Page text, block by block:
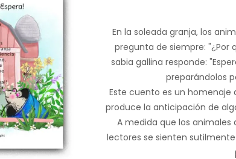
En la soleada granja, los
pregunta de siempre:
sabia gallina responde:
preparándolos
Este cuento es un
produce la anticipación de
A medida que los
lectores se sienten